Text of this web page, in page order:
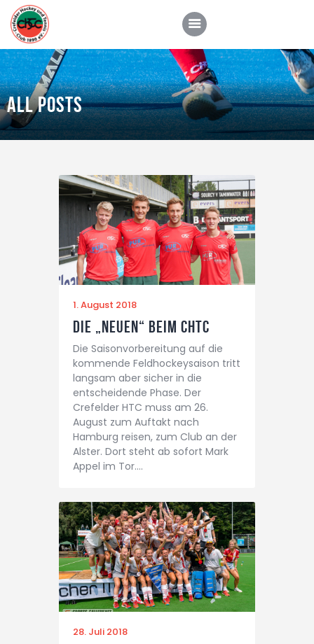
All Posts
CHTC
Aktuelles
Tennis
Padel
Kontakt
1. August 2018
Die „Neuen“ beim CHTC
Die Saisonvorbereitung auf die
kommende Feldhockeysaison tritt
langsam aber sicher in die
entscheidende Phase. Der
Crefelder HTC muss am 26.
August zum Auftakt nach
Hamburg reisen, zum Club an der
Alster. Dort steht ab sofort Mark
Appel im Tor.…
28. Juli 2018